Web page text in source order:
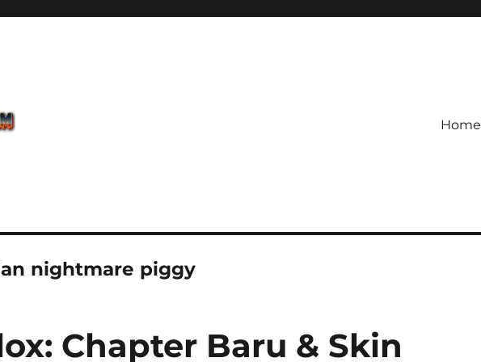
Home
nightmare piggy
Chapter Baru & Skin